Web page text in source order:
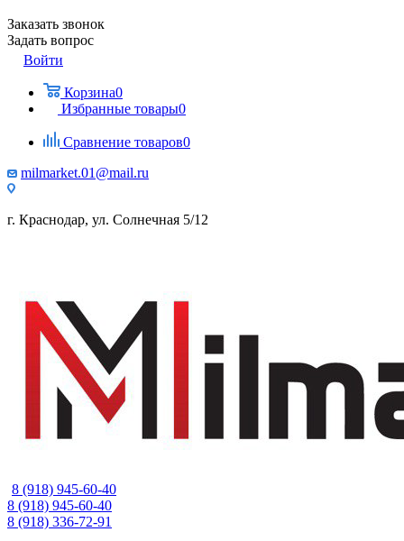
Заказать звонок
Задать вопрос
Войти
Корзина0
Избранные товары0
Сравнение товаров0
milmarket.01@mail.ru
г. Краснодар, ул. Солнечная 5/12
8 (918) 945-60-40
8 (918) 945-60-40
8 (918) 336-72-91